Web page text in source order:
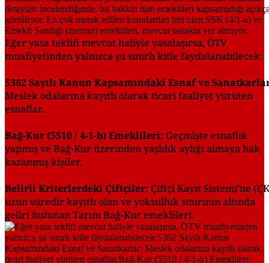
Eğer yasa teklifi mevcut haliyle yasalaşırsa, ÖTV
muafiyetinden yalnızca şu sınırlı kitle faydalanabilecek:
5362 Sayılı Kanun Kapsamındaki Esnaf ve
Meslek odalarına kayıtlı olarak ticari faaliyet yürüten
esnaflar.
Bağ-Kur (5510 / 4-1-b) Emeklileri: Geçmişte esnaflık
yapmış ve Bağ-Kur üzerinden yaşlılık aylığı almaya hak
kazanmış kişiler.
Belirli Kriterlerdeki Çiftçiler: Çiftçi Kayıt Sistemi’ne
uzun süredir kayıtlı olan ve yoksulluk sınırının altında
geliri bulunan Tarım Bağ-Kur emeklileri.